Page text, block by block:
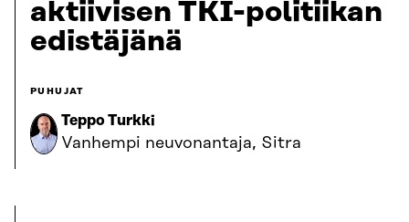
aktiivisen TKI-politiikan
edistäjänä
PUHUJAT
Teppo Turkki
Vanhempi neuvonantaja, Sitra